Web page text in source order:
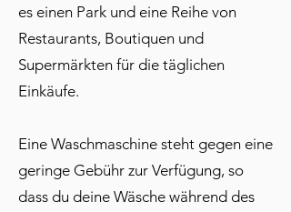
es einen Park und eine Reihe von
Restaurants, Boutiquen und
Supermärkten für die täglichen
Einkäufe.
Eine Waschmaschine steht gegen eine
geringe Gebühr zur Verfügung, so
dass du deine Wäsche während des